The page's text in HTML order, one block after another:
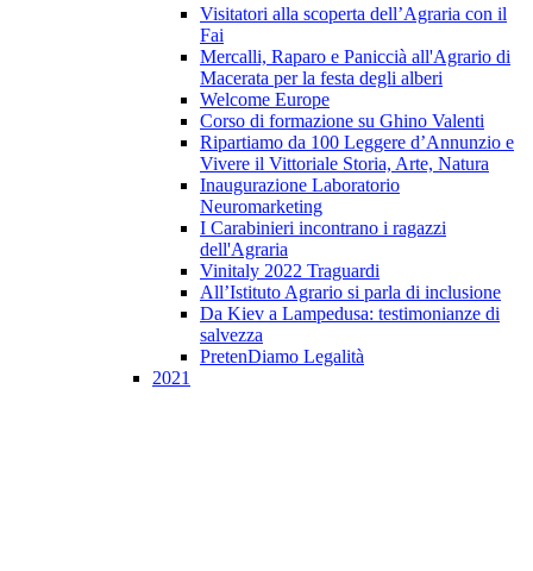
Visitatori alla scoperta dell’Agraria con il
Fai
Mercalli, Raparo e Paniccià all'Agrario di
Macerata per la festa degli alberi
Welcome Europe
Corso di formazione su Ghino Valenti
Ripartiamo da 100 Leggere d’Annunzio e
Vivere il Vittoriale Storia, Arte, Natura
Inaugurazione Laboratorio
Neuromarketing
I Carabinieri incontrano i ragazzi
dell'Agraria
Vinitaly 2022 Traguardi
All’Istituto Agrario si parla di inclusione
Da Kiev a Lampedusa: testimonianze di
salvezza
PretenDiamo Legalità
2021